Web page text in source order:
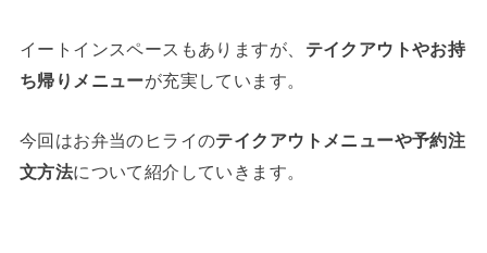
イートインスペースもありますが、 テイクアウトやお持
ち帰りメニューが充実しています。
今回はお弁当のヒライのテイクアウトメニューや予約注
文方法について紹介していきます。